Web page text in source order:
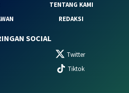
TENTANG KAMI
REDAKSI
SOCIAL
Twitter
Tiktok